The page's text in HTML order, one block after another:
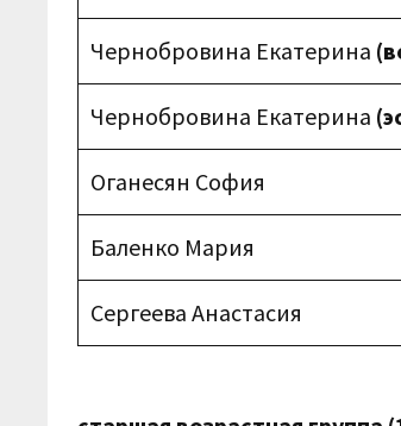
Чернобровина Екатерина
Чернобровина Екатерина
Оганесян София
Баленко Мария
Сергеева Анастасия